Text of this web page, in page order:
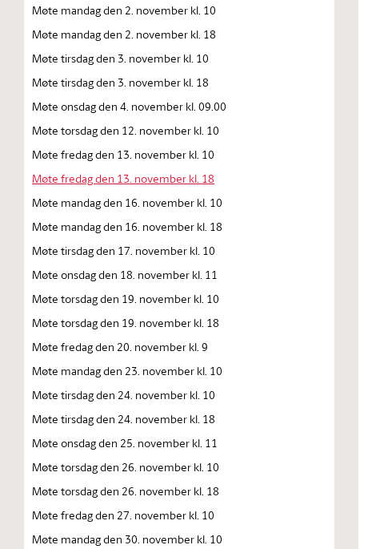
Møte mandag den 2. november kl. 10
Møte mandag den 2. november kl. 18
Møte tirsdag den 3. november kl. 10
Møte tirsdag den 3. november kl. 18
Møte onsdag den 4. november kl. 09.00
Møte torsdag den 12. november kl. 10
Møte fredag den 13. november kl. 10
Møte fredag den 13. november kl. 18
Møte mandag den 16. november kl. 10
Møte mandag den 16. november kl. 18
Møte tirsdag den 17. november kl. 10
Møte onsdag den 18. november kl. 11
Møte torsdag den 19. november kl. 10
Møte torsdag den 19. november kl. 18
Møte fredag den 20. november kl. 9
Møte mandag den 23. november kl. 10
Møte tirsdag den 24. november kl. 10
Møte tirsdag den 24. november kl. 18
Møte onsdag den 25. november kl. 11
Møte torsdag den 26. november kl. 10
Møte torsdag den 26. november kl. 18
Møte fredag den 27. november kl. 10
Møte mandag den 30. november kl. 10